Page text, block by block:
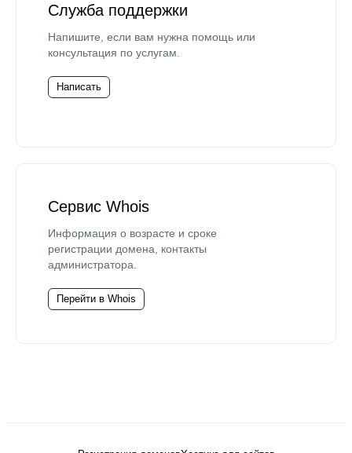
Служба поддержки
Напишите, если вам нужна помощь или
консультация по услугам.
Написать
Сервис Whois
Информация о возрасте и сроке
регистрации домена, контакты
администратора.
Перейти в Whois